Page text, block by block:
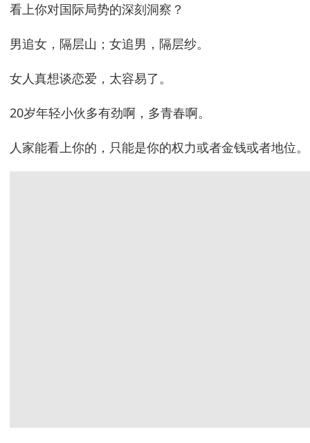
看上你对国际局势的深刻洞察？
男追女，隔层山；女追男，隔层纱。
女人真想谈恋爱，太容易了。
20岁年轻小伙多有劲啊，多青春啊。
人家能看上你的，只能是你的权力或者金钱或者地位。